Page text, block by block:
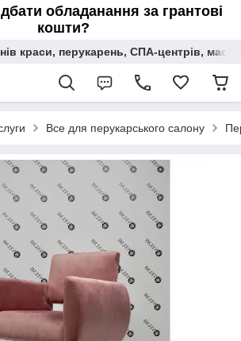
обладанання за грантові
кошти?
краси, перукарень, СПА-центрів,
Все для перукарського салону